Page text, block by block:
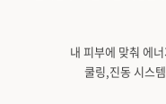
내 피부에 맞춰 에
쿨링,진동 시스